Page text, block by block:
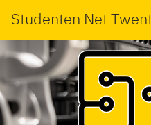
Studenten Net